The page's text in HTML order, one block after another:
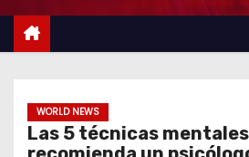
WORLD NEWS
Las 5 técnicas